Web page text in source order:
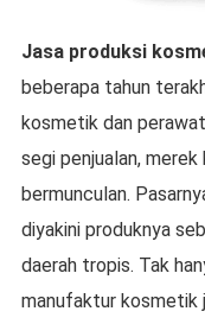
Jasa produksi
beberapa tahun
kosmetik dan
segi penjualan,
bermunculan.
diyakini produknya
daerah tropis. Tak
manufaktur kosmetik